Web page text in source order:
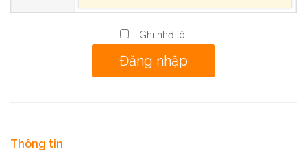
Ghi nhớ tôi
Thông tin